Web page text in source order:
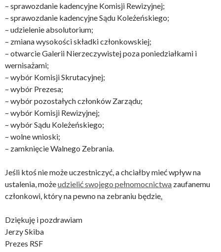
– sprawozdanie kadencyjne Komisji Rewizyjnej;
– sprawozdanie kadencyjne Sądu Koleżeńskiego;
– udzielenie absolutorium;
– zmiana wysokości składki członkowskiej;
– otwarcie Galerii Nierzeczywistej poza poniedziałkami i
wernisażami;
– wybór Komisji Skrutacyjnej;
– wybór Prezesa;
– wybór pozostałych członków Zarządu;
– wybór Komisji Rewizyjnej;
– wybór Sądu Koleżeńskiego;
– wolne wnioski;
– zamknięcie Walnego Zebrania.
Jeśli ktoś nie może uczestniczyć, a chciałby mieć wpływ na
ustalenia, możeudzielić swojego pełnomocnictwa zaufanemu
członkowi, który na pewno na zebraniu będzie.
Dziękuję i pozdrawiam
Jerzy Skiba
Prezes RSF